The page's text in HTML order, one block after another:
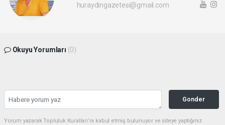
huraydingazetesi@gmail.com
Okuyu Yorumları (0)
Gonder
Yorum yazarak Topluluk Kuralları’nı kabul etmiş bulunuyor ve siteye yaptığınız